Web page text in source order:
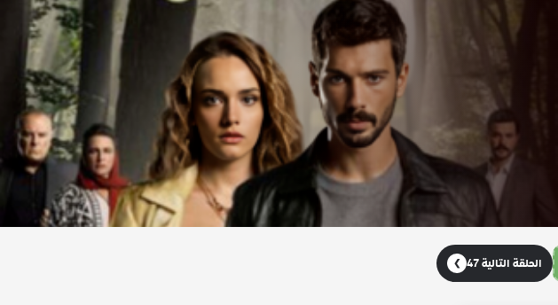
الحلقة التالية 47 ❯